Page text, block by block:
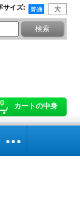
サイズ:
0 カートの中身